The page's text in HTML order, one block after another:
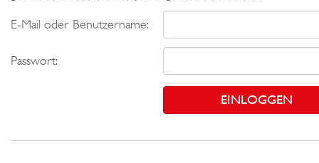
E-Mail oder Benutzername:
Passwort: